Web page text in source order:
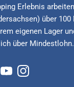
Erlebnis
über
eigenen Lager
über Mindestlohn.
YouTubeInstagram